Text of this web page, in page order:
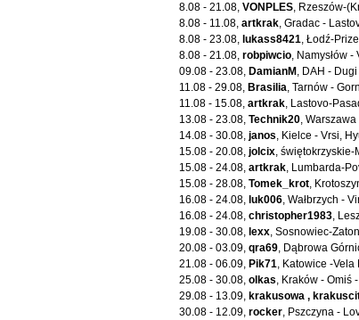
8.08 - 21.08,VONPLES, Rzeszów-
8.08 - 11.08,artkrak, Gradac -
8.08 - 23.08, lukass8421, Łodź-
8.08 - 21.08,robpiwcio, Namysłów
09.08 - 23.08, DamianM , DAH -
11.08 - 29.08, Brasilia, Tarnów -
11.08 - 15.08,artkrak, Lastovo-
13.08 - 23.08,Technik20,
14.08 - 30.08,janos, Kielce - Vrsi,
15.08 - 20.08,jolcix,
15.08 - 24.08,artkrak, Lumbarda-
15.08 - 28.08,Tomek_krot,
16.08 - 24.08, luk006, Wałbrzych -
16.08 - 24.08,christopher1983,
19.08 - 30.08, lexx, Sosnowiec-
20.08 - 03.09,qra69, Dąbrowa
21.08 - 06.09, Pik71, Katowice -
25.08 - 30.08,olkas, Kraków - Omiś
29.08 - 13.09, krakusowa ,
30.08 - 12.09,rocker, Pszczyna -